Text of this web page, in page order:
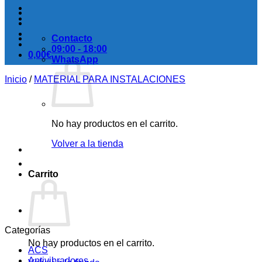
0,00€
No hay productos en el carrito.
Volver a la tienda
Carrito
No hay productos en el carrito.
Contacto
09:00 - 18:00
WhatsApp
Inicio / MATERIAL PARA INSTALACIONES
Categorías
ACS